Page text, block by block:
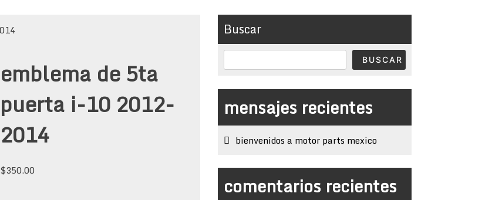
emblema de 5ta
puerta i-10 2012-
2014
$350.00
Buscar
BUSCAR
mensajes recientes
bienvenidos a motor parts mexico
comentarios recientes